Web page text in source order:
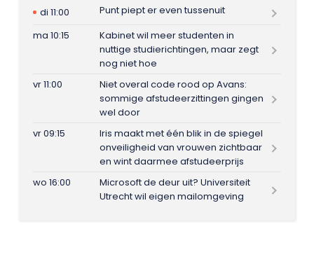
di 11:00
Punt piept er even tussenuit
ma 10:15
Kabinet wil meer studenten in
nuttige studierichtingen, maar zegt
nog niet hoe
vr 11:00
Niet overal code rood op Avans:
sommige afstudeerzittingen gingen
wel door
vr 09:15
Iris maakt met één blik in de spiegel
onveiligheid van vrouwen zichtbaar
en wint daarmee afstudeerprijs
wo 16:00
Microsoft de deur uit? Universiteit
Utrecht wil eigen mailomgeving